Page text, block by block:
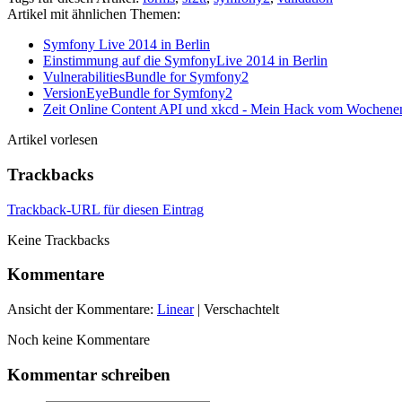
Artikel mit ähnlichen Themen:
Symfony Live 2014 in Berlin
Einstimmung auf die SymfonyLive 2014 in Berlin
VulnerabilitiesBundle for Symfony2
VersionEyeBundle for Symfony2
Zeit Online Content API und xkcd - Mein Hack vom
Artikel vorlesen
Trackbacks
Trackback-URL für diesen Eintrag
Keine Trackbacks
Kommentare
Ansicht der Kommentare: Linear| Verschachtelt
Noch keine Kommentare
Kommentar schreiben